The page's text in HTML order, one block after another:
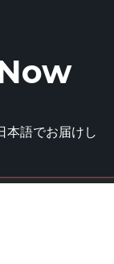
本語でお届けし